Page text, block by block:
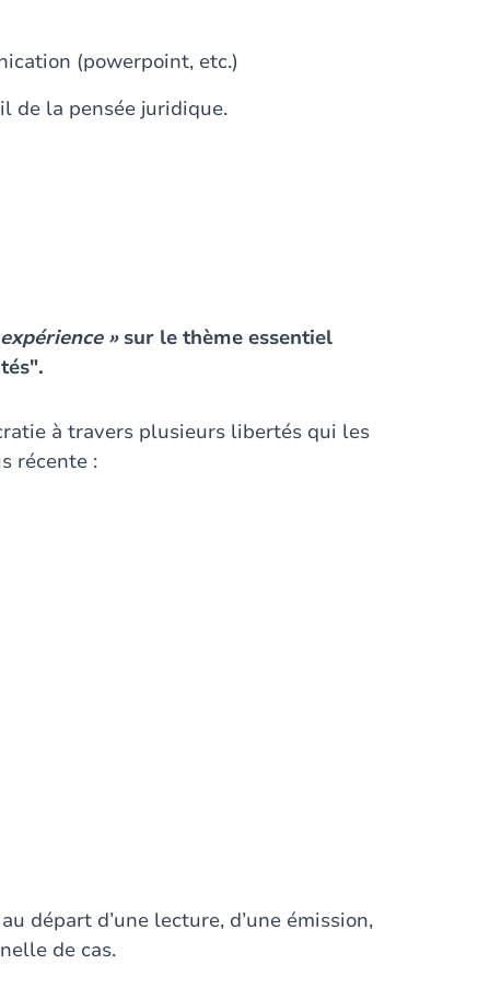
(powerpoint, etc.)
de la pensée juridique.
» sur le thème essentiel
à travers plusieurs libertés qui les
récente :
départ d’une lecture, d’une émission,
de cas.